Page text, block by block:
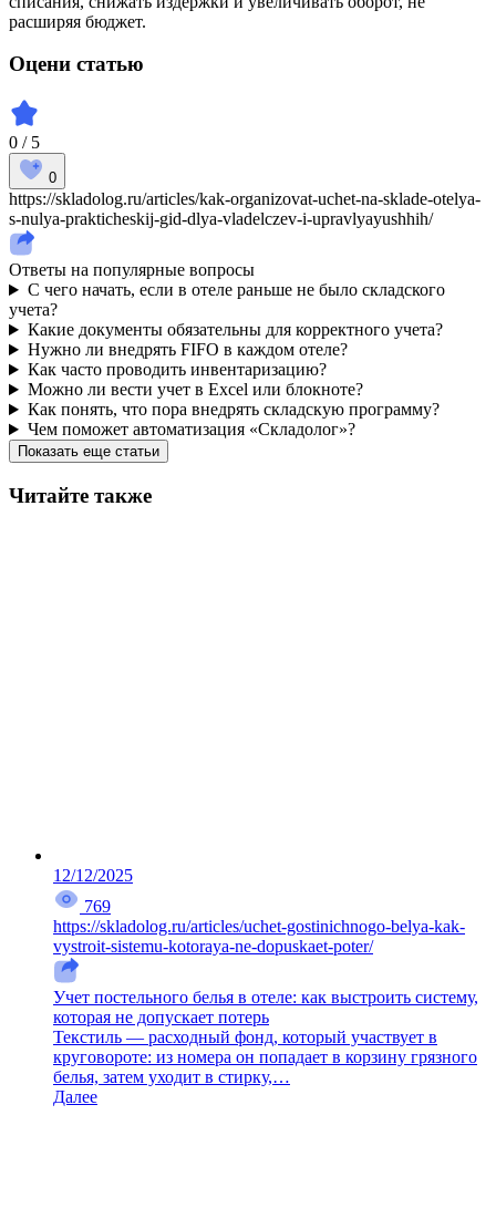
расширяя бюджет.
Оцени статью
0 / 5
0
https://skladolog.ru/articles/kak-organizovat-uchet-na-sklade-otelya-
s-nulya-prakticheskij-gid-dlya-vladelczev-i-upravlyayushhih/
Ответы на популярные вопросы
С чего начать, если в отеле раньше не было складского
учета?
Какие документы обязательны для корректного учета?
Нужно ли внедрять FIFO в каждом отеле?
Как часто проводить инвентаризацию?
Можно ли вести учет в Excel или блокноте?
Как понять, что пора внедрять складскую программу?
Чем поможет автоматизация «Складолог»?
Показать еще статьи
Читайте также
12/12/2025
769
https://skladolog.ru/articles/uchet-gostinichnogo-belya-kak-
vystroit-sistemu-kotoraya-ne-dopuskaet-poter/
Учет постельного белья в отеле: как выстроить систему,
которая не допускает потерь
Текстиль — расходный фонд, который участвует в
круговороте: из номера он попадает в корзину грязного
белья, затем уходит в стирку,…
Далее